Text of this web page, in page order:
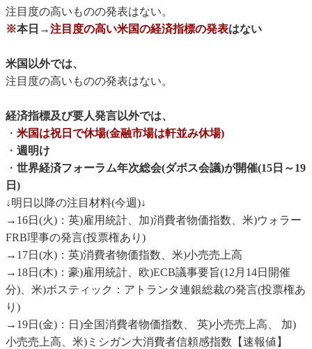
注目度の高いものの発表はない。
※本日→注目度の高い米国の経済指標の発表はない
米国以外では、
注目度の高いものの発表はない。
経済指標及び要人発言以外では、
・ 米国は祝日で休場(金融市場は軒並み休場)
・ 週明け
・ 世界経済フォーラム年次総会(ダボス会議)が開催(15日～19
日)
↓明日以降の注目材料(今週)↓
→16日(火)：英)雇用統計、加)消費者物価指数、米)ウォラー
FRB理事の発言(投票権あり)
→17日(水)：英)消費者物価指数、米)小売売上高
→18日(木)：豪)雇用統計、欧)ECB議事要旨(12月14日開催
分)、米)ボスティック：アトランタ連銀総裁の発言(投票権あ
り)
→19日(金)：日)全国消費者物価指数、 英)小売売上高、 加)
小売売上高、米)ミシガン大消費者信頼感指数【速報値】